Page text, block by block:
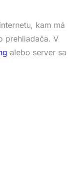
kam má
prehliadača. V
alebo server sa